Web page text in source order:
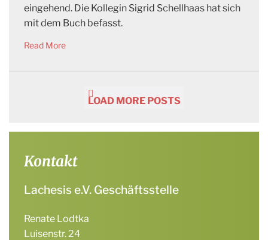
eingehend. Die Kollegin Sigrid Schellhaas hat sich
mit dem Buch befasst.
Read More
LOAD MORE POSTS
Kontakt
Lachesis e.V. Geschäftsstelle
Renate Lodtka
Luisenstr. 24